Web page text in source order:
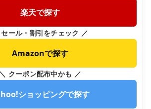
楽天で探す
ール・割引をチェック ／
Amazonで探す
＼ クーポン配布中かも ／
ショッピングで探す